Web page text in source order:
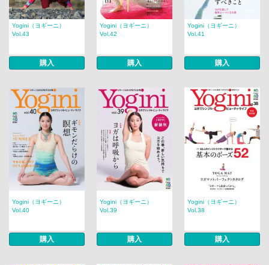
Yogini（ヨギーニ）
Vol.43
購入
Yogini（ヨギーニ）
Vol.42
購入
Yogini（ヨギーニ）
Vol.41
購入
Yogini（ヨギーニ）
Vol.40
購入
Yogini（ヨギーニ）
Vol.39
購入
Yogini（ヨギーニ）
Vol.38
購入